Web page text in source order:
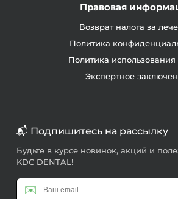
Правовая
Возврат налога за
Политика
Политика использования
Экспертное
📬 Подпишитесь на рассылку
Будьте в курсе новинок, акций и
KDC DENTAL!
✉️